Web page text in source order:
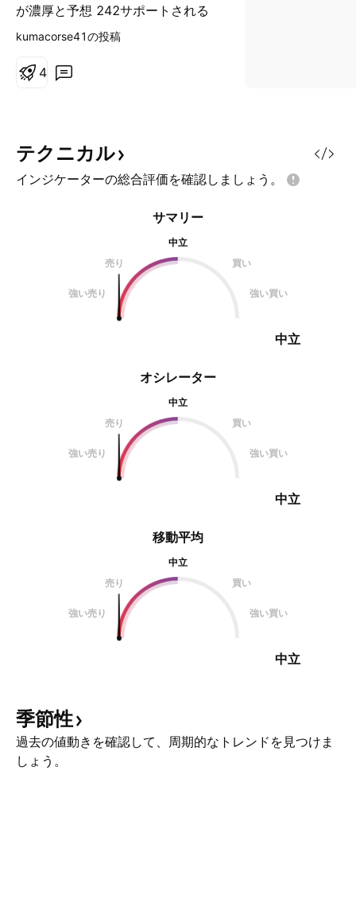
が濃厚と予想 242サポートされる
かを含め、下げ止まりを待つことが
351-369のレジスタンスとして機
とはならい予想です。
kumacorse41の投稿
4
テクニカル
インジケーターの総合評価を確認しましょう。
オシレーター
中立
売り
買い
強い売り 強い買い
中立
サマリー
中立
売り
買い
強い売り 強い買い
中立
移動平均
中立
売り
買い
強い売り 強い買い
中立
季節性
過去の値動きを確認して、周期的なトレンドを見つけま
しょう。